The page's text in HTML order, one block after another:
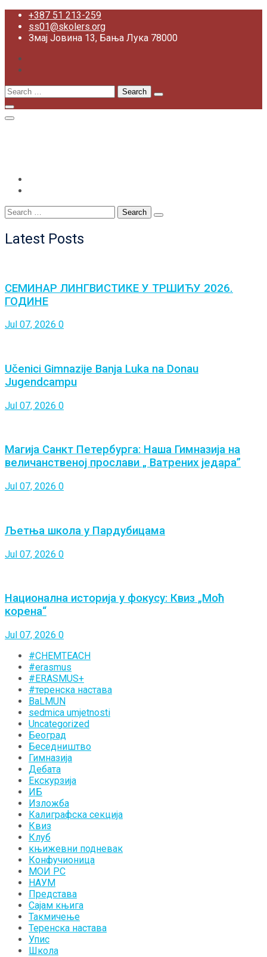
Skip
content
+387 51 213-259
ss01@skolers.org
Змај Јовина 13, Бања Лука 78000
Search
for:
Search
for:
Latest Posts
СЕМИНАР ЛИНГВИСТИКЕ У ТРШИЋУ 2026.
ГОДИНЕ
Jul 07, 2026 0
Učenici Gimnazije Banja Luka na Donau
Jugendcampu
Jul 07, 2026 0
Магија Санкт Петербурга: Наша Гимназија на
величанственој прослави „ Ватрених једара”
Jul 07, 2026 0
Љетња школа у Пардубицама
Jul 07, 2026 0
Национална историја у фокусу: Квиз „Моћ
корена“
Jul 07, 2026 0
#CHEMTEACH
#erasmus
#ERASMUS+
#теренска настава
BaLMUN
sedmica umjetnosti
Uncategorized
Београд
Беседништво
Гимназија
Дебата
Екскурзија
ИБ
Изложба
Калиграфска секција
Квиз
Клуб
књижевни подневак
Конфучионица
МОИ РС
НАУМ
Представа
Сајам књига
Такмичење
Теренска настава
Упис
Школа